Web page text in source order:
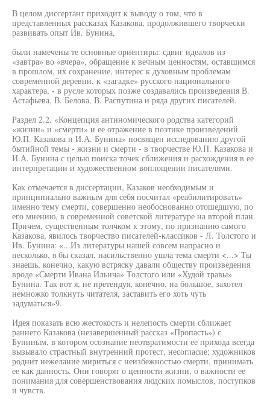
В целом диссертант приходит к выводу о том, что в
представленных рассказах Казакова, продолжившего творчески
развивать опыт Ив. Бунина,
были намечены те основные ориентиры: сдвиг идеалов из
«завтра» во «вчера», обращение к вечным ценностям, оставшимся
в прошлом, их сохранение, интерес к духовным проблемам
современной деревни, к «загадке» русского национального
характера, - в русле которых позже создавались произведения В.
Астафьева, В. Белова, В. Распутина и ряда других писателей.
Раздел 2.2. «Концепция антиномического родства категорий
«жизни» и «смерти» и ее отражение в поэтике произведений
Ю.П. Казакова и И.А. Бунина» посвящен исследованию другой
бытийной темы - жизни и смерти - в творчестве Ю.П. Казакова и
И.А. Бунина с целью поиска точек сближения и расхождения в ее
интерпретации и художественном воплощении писателями.
Как отмечается в диссертации, Казаков необходимым и
принципиально важным для себя посчитал «реабилитировать»
именно тему смерти, совершенно необоснованно отошедшую, по
его мнению, в современной советской литературе на второй план.
Причем, существенным толчком к этому, по признанию самого
Казакова, явилось творчество писателей-классиков - Л. Толстого и
Ив. Бунина: «...Из литературы нашей совсем напрасно и
несколько, я бы сказал, насильственно ушла тема смерти <...> Ты
знаешь, конечно, какую встряску давали обществу произведения
вроде «Смерти Ивана Ильича» Толстого или «Худой травы»
Бунина. Так вот я, не претендуя, конечно, на большое, захотел
немножко толкнуть читателя, заставить его хоть чуть
задуматься»9.
Идея показать всю жестокость и нелепость смерти сближает
раннего Казакова (незавершенный рассказ «Пропасть») с
Буниным, в котором осознание неотвратимости ее прихода всегда
вызывало страстный внутренний протест, несогласие; художников
роднит нежелание мириться с неизбежностью смерти, принимать
ее как данность. Они говорят о ценности жизни, о важности ее
понимания для совершенствования людских помыслов, поступков
и чувств.